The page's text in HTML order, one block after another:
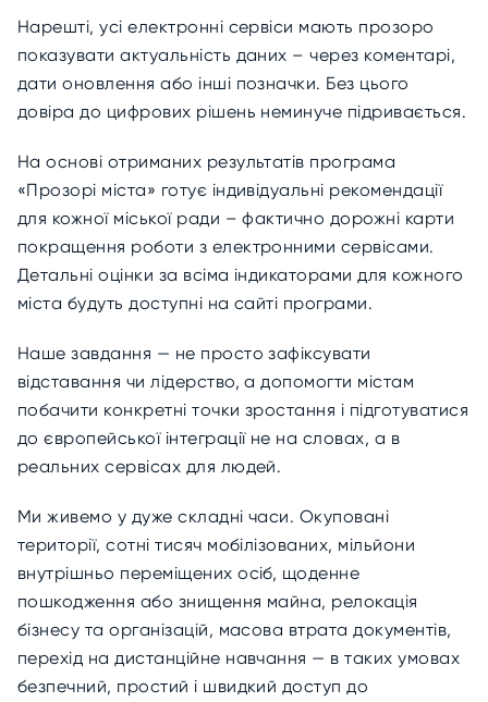
Нарешті, усі електронні сервіси мають прозоро
показувати актуальність даних – через коментарі,
дати оновлення або інші позначки. Без цього
довіра до цифрових рішень неминуче підривається.
На основі отриманих результатів програма
«Прозорі міста» готує індивідуальні рекомендації
для кожної міської ради – фактично дорожні карти
покращення роботи з електронними сервісами.
Детальні оцінки за всіма індикаторами для кожного
міста будуть доступні на сайті програми.
Наше завдання — не просто зафіксувати
відставання чи лідерство, а допомогти містам
побачити конкретні точки зростання і підготуватися
до європейської інтеграції не на словах, а в
реальних сервісах для людей.
Ми живемо у дуже складні часи. Окуповані
території, сотні тисяч мобілізованих, мільйони
внутрішньо переміщених осіб, щоденне
пошкодження або знищення майна, релокація
бізнесу та організацій, масова втрата документів,
перехід на дистанційне навчання — в таких умовах
безпечний, простий і швидкий доступ до